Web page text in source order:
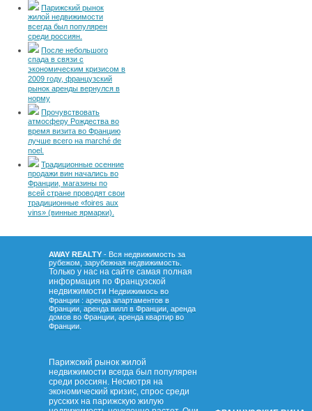
Парижский рынок
жилой недвижимости
всегда был популярен
среди россиян.
После небольшого
спада в связи с
экономическим кризисом в
2009 году, французский
рынок аренды вернулся в
норму
Прочувствовать
атмосферу Рождества во
время визита во Францию
лучше всего на marché de
noel.
Традиционные осенние
продажи вин начались во
Франции, магазины по
всей стране проводят свои
традиционные «foires aux
vins» (винные ярмарки).
AWAY REALTY - Вся недвижимость за
рубежом, зарубежная недвижимость.
Только у нас на сайте самая полная
информация по Французской
недвижимости Недвижимось во
Франции : аренда апартаментов в
Франции, аренда вилл в Франции, аренда
домов во Франции, аренда квартир во
Франции.
Парижский рынок жилой
недвижимости всегда был популярен
среди россиян. Несмотря на
экономический кризис, спрос среди
русских на парижскую жилую